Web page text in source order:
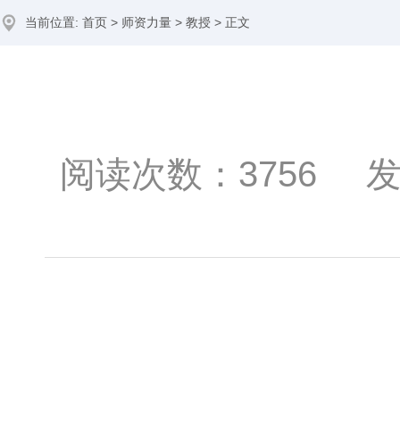
当前位置: 首页 > 师资力量 > 教授 > 正文
阅读次数： 3756 发